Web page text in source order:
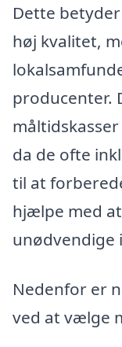
Dette
høj kvalitet,
producenter.
da de ofte
til at
hjælpe med
unødvendige
Nedenfor er
ved at vælge